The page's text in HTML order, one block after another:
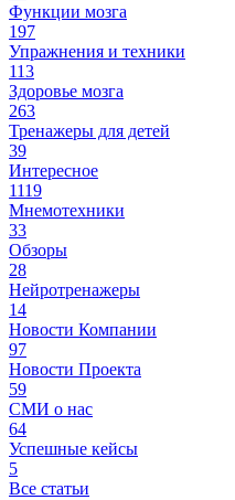
Функции мозга
197
Упражнения и техники
113
Здоровье мозга
263
Тренажеры для детей
39
Интересное
1119
Мнемотехники
33
Обзоры
28
Нейротренажеры
14
Новости Компании
97
Новости Проекта
59
СМИ о нас
64
Успешные кейсы
5
Все статьи